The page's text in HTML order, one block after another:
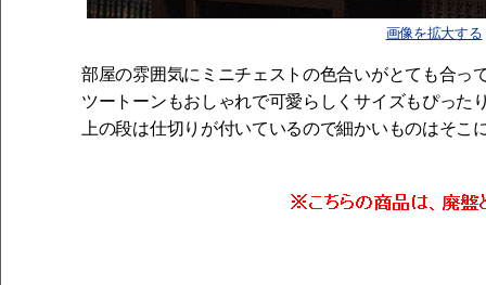
画像を拡大する
部屋の雰囲気にミニチェストの色合いがとても合っ
ツートーンもおしゃれで可愛らしくサイズもぴった
上の段は仕切りが付いているので細かいものはそ